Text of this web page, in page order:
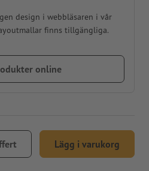
design i webbläsaren i vår
finns tillgängliga.
online
Lägg i varukorg